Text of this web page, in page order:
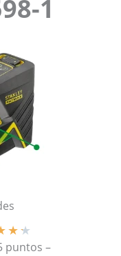
1
★★
puntos –